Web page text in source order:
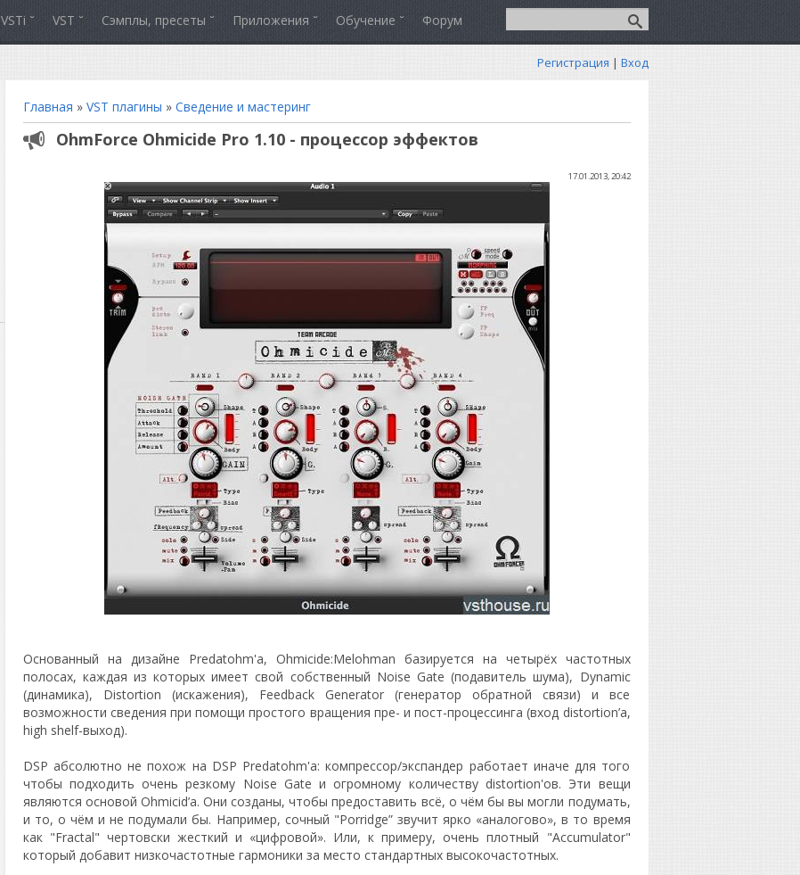
VSTi VST Сэмплы, пресеты Приложения Обучение Форум
Регистрация | Вход
Главная » VST плагины » Сведение и мастеринг
OhmForce Ohmicide Pro 1.10 - процессор эффектов
17.01.2013, 20:42
Основанный на дизайне Predatohm'а, Ohmicide:Melohman базируется на четырёх частотных
полосах, каждая из которых имеет свой собственный Noise Gate (подавитель шума), Dynamic
(динамика), Distortion (искажения), Feedback Generator (генератор обратной связи) и все
возможности сведения при помощи простого вращения пре- и пост-процессинга (вход distortion’a,
high shelf-выход).
DSP абсолютно не похож на DSP Predatohm'а: компрессор/экспандер работает иначе для того
чтобы подходить очень резкому Noise Gate и огромному количеству distortion'ов. Эти вещи
являются основой Ohmicid’а. Они созданы, чтобы предоставить всё, о чём бы вы могли подумать,
и то, о чём и не подумали бы. Например, сочный "Porridge” звучит ярко «аналогово», в то время
как "Fractal" чертовски жесткий и «цифровой». Или, к примеру, очень плотный "Accumulator"
который добавит низкочастотные гармоники за место стандартных высокочастотных.